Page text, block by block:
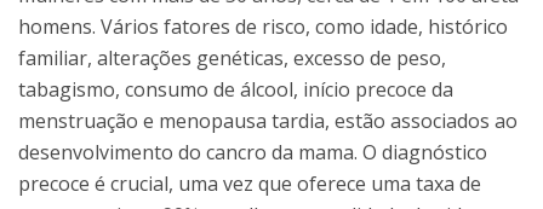
homens. Vários fatores de risco, como idade, histórico
familiar, alterações genéticas, excesso de peso,
tabagismo, consumo de álcool, início precoce da
menstruação e menopausa tardia, estão associados ao
desenvolvimento do cancro da mama. O diagnóstico
precoce é crucial, uma vez que oferece uma taxa de